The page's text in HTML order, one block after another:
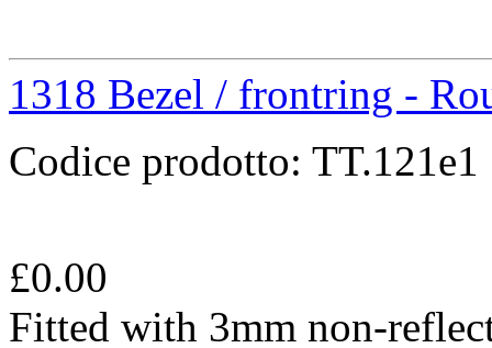
1318 Bezel / frontring -
Codice prodotto: TT.121e1
£0.00
Fitted with 3mm non-